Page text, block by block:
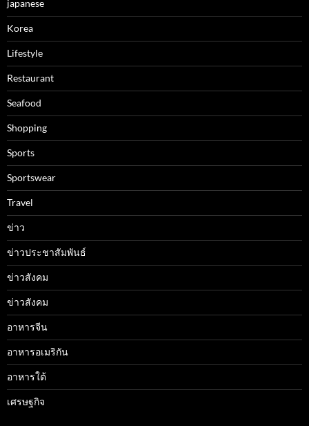
japanese
Korea
Lifestyle
Restaurant
Seafood
Shopping
Sports
Sportswear
Travel
ข่าว
ข่าวประชาสัมพันธ์
ข่าวสังคม
ข่าวสังคม
อาหารจีน
อาหารอเมริกัน
อาหารใต้
เศรษฐกิจ